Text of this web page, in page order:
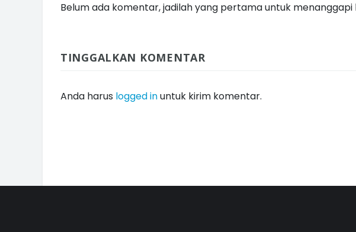
Belum ada komentar, jadilah yang pertama untuk menanggapi
TINGGALKAN KOMENTAR
Anda harus logged inuntuk kirim komentar.